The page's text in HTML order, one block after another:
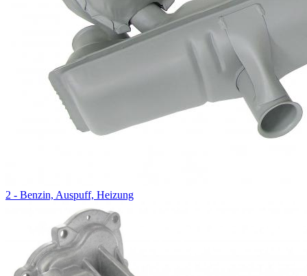
2 - Benzin, Auspuff, Heizung